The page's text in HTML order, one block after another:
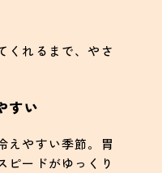
くれるまで、やさ
すい
えやすい季節。胃
ピードがゆっくり